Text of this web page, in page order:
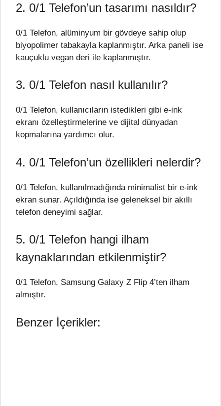
2. 0/1 Telefon’un tasarımı nasıldır?
0/1 Telefon, alüminyum bir gövdeye sahip olup
biyopolimer tabakayla kaplanmıştır. Arka paneli ise
kauçuklu vegan deri ile kaplanmıştır.
3. 0/1 Telefon nasıl kullanılır?
0/1 Telefon, kullanıcıların istedikleri gibi e-ink
ekranı özelleştirmelerine ve dijital dünyadan
kopmalarına yardımcı olur.
4. 0/1 Telefon’un özellikleri nelerdir?
0/1 Telefon, kullanılmadığında minimalist bir e-ink
ekran sunar. Açıldığında ise geleneksel bir akıllı
telefon deneyimi sağlar.
5. 0/1 Telefon hangi ilham
kaynaklarından etkilenmiştir?
0/1 Telefon, Samsung Galaxy Z Flip 4’ten ilham
almıştır.
Benzer İçerikler: